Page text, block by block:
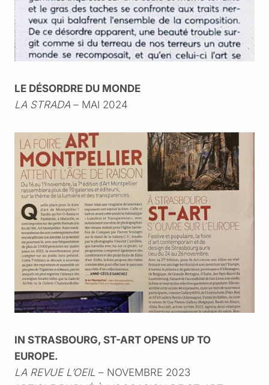
LE DÉSORDRE DU MONDE
LA STRADA – MAI 2024
IN STRASBOURG, ST-ART OPENS UP TO
EUROPE.
LA REVUE L’OEIL – NOVEMBRE 2023